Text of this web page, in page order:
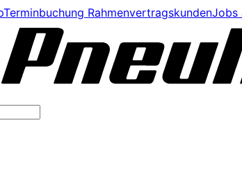
Terminbuchung RahmenvertragskundenJobs